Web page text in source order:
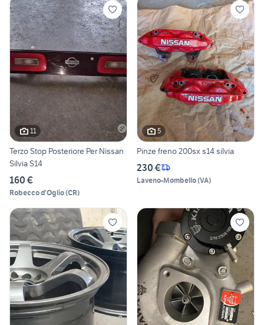
11
Terzo Stop Posteriore Per Nissan
Silvia S14
160 €
Robecco d'Oglio(CR)
5
Pinze freno 200sx s14 silvia
230 €
Laveno-Mombello(VA)